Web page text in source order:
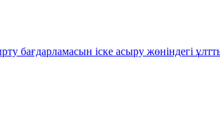
бағдарламасын іске асыру жөніндегі